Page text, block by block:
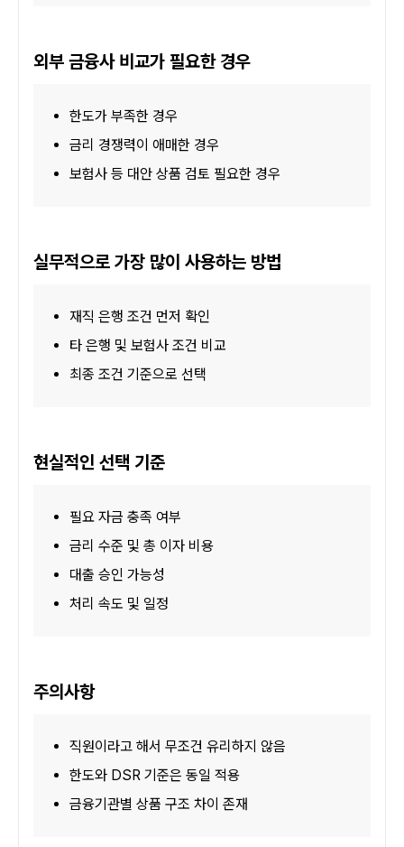
외부 금융사 비교가 필요한 경우
한도가 부족한 경우
금리 경쟁력이 애매한 경우
보험사 등 대안 상품 검토 필요한 경우
실무적으로 가장 많이 사용하는 방법
재직 은행 조건 먼저 확인
타 은행 및 보험사 조건 비교
최종 조건 기준으로 선택
현실적인 선택 기준
필요 자금 충족 여부
금리 수준 및 총 이자 비용
대출 승인 가능성
처리 속도 및 일정
주의사항
직원이라고 해서 무조건 유리하지 않음
한도와 DSR 기준은 동일 적용
금융기관별 상품 구조 차이 존재